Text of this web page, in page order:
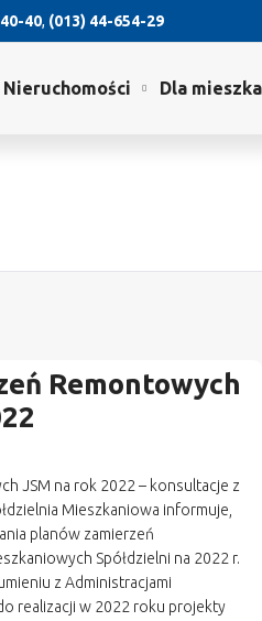
40, (013) 44-654-29
Nieruchomości Dla
Remontowych
JSM na rok 2022 – konsultacje z
Mieszkaniowa informuje,
planów zamierzeń
Spółdzielni na 2022 r.
z Administracjami
realizacji w 2022 roku projekty